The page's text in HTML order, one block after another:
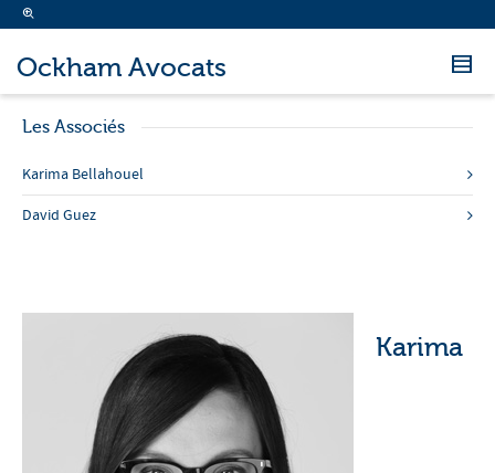
Ockham Avocats
Les Associés
Karima Bellahouel
David Guez
Karima